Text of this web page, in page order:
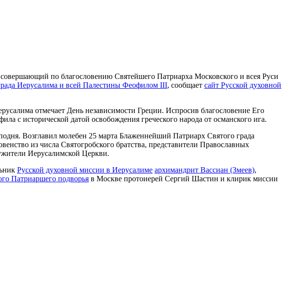
по благословению Святейшего Патриарха Московского и всея Руси
Иерусалима и всей Палестины Феофилом III, сообщает сайт Русской духовной
отмечает День независимости Греции. Испросив благословение Его
с исторической датой освобождения греческого народа от османского ига.
Возглавил молебен 25 марта Блаженнейший Патриарх Святого града
из числа Святогробского братства, представители Православных
Иерусалимской Церкви.
Русской духовной миссии в Иерусалиме архимандрит Вассиан (Змеев),
Патриаршего подворья в Москве протоиерей Сергий Шастин и клирик миссии